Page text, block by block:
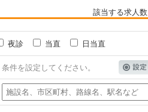
該当する求人数
夜診 当直 日当直
条件を設定してください。